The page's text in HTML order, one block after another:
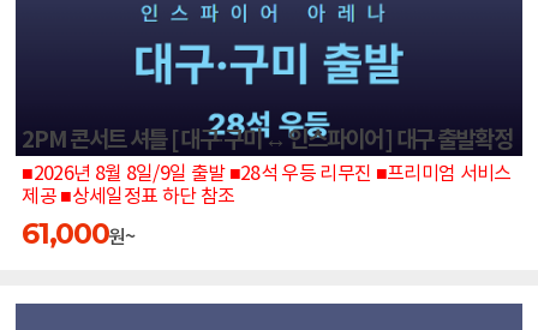
2PM 콘서트 셔틀 [ 대구·구미 ↔ 인스파이어 ] 대구 출발확정
■2026년 8월 8일/9일 출발 ■28석 우등 리무진 ■프리미엄 서비스
제공 ■상세일정표 하단 참조
61,000원~